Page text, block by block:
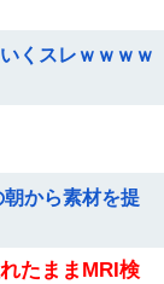
くスレｗｗｗｗ
朝から素材を提
たままMRI検